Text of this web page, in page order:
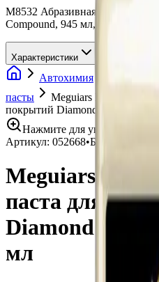
M8532 Абразивная паста для
Compound, 945 мл, Meguiars
Характеристики
Автохимия
пасты
Meguiars M8532
покрытий Diamond Cut
Нажмите для увеличения
Артикул: 052668•Бренд:
Meguiars
паста для
Diamond Cut
мл